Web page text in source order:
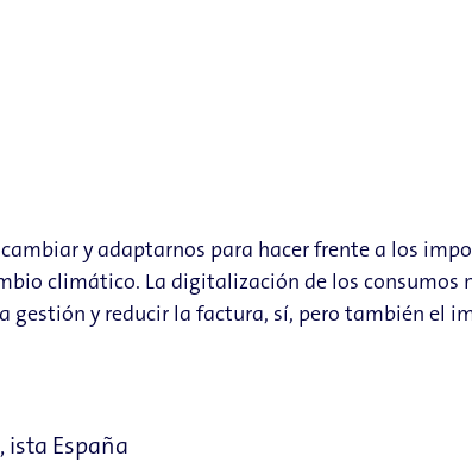
y adaptarnos para hacer frente a los
climático. La digitalización de los consumos
gestión y reducir la factura, sí, pero también el
ista España